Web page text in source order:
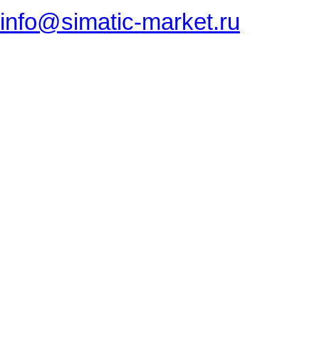
info@simatic-market.ru